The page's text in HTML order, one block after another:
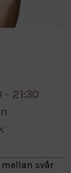
- 21:30
svår